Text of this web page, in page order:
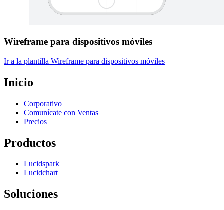
Wireframe para dispositivos móviles
Ir a la plantilla Wireframe para dispositivos móviles
Inicio
Corporativo
Comunícate con Ventas
Precios
Productos
Lucidspark
Lucidchart
Soluciones